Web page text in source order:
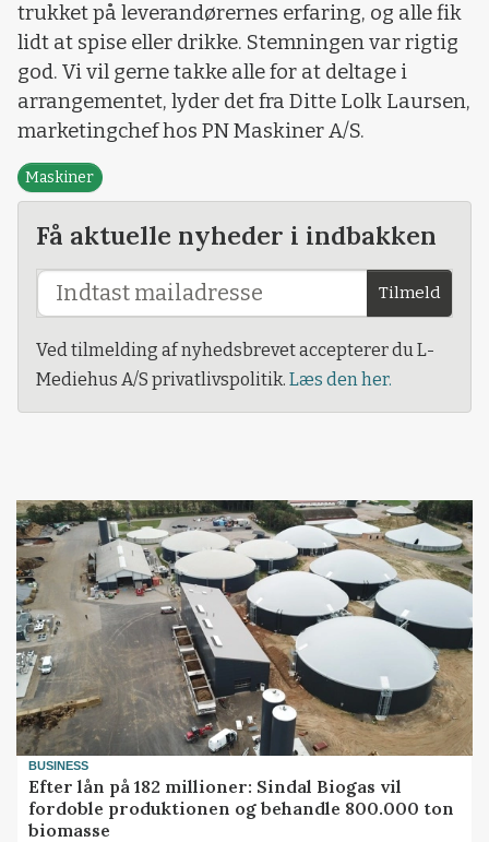
trukket på leverandørernes erfaring, og alle fik
lidt at spise eller drikke. Stemningen var rigtig
god. Vi vil gerne takke alle for at deltage i
arrangementet, lyder det fra Ditte Lolk Laursen,
marketingchef hos PN Maskiner A/S.
Maskiner
Få aktuelle nyheder i indbakken
Tilmeld
Ved tilmelding af nyhedsbrevet accepterer du L-
Mediehus A/S privatlivspolitik. Læs den her.
BUSINESS
Efter lån på 182 millioner: Sindal Biogas vil
fordoble produktionen og behandle 800.000 ton
biomasse